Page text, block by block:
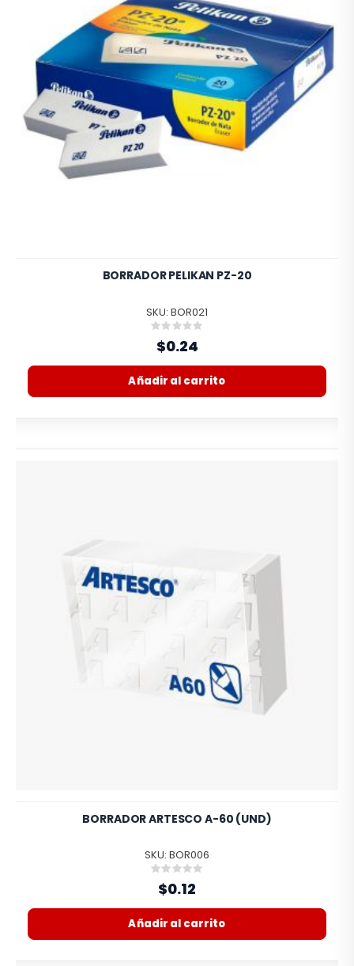
BORRADOR PELIKAN PZ-20
SKU: BOR021
Rating:
0%
$0.24
Añadir al carrito
BORRADOR ARTESCO A-60 (UND)
SKU: BOR006
Rating:
0%
$0.12
Añadir al carrito